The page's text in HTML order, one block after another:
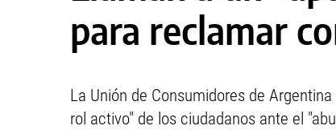
para reclamar
La Unión de Consumidores de
rol activo" de los ciudadanos ante el